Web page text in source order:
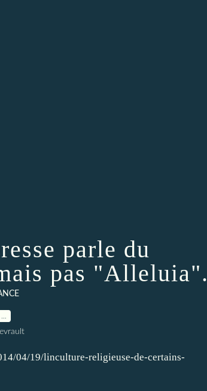
parle du
pas "Alleluia".
04/19/linculture-religieuse-de-certains-